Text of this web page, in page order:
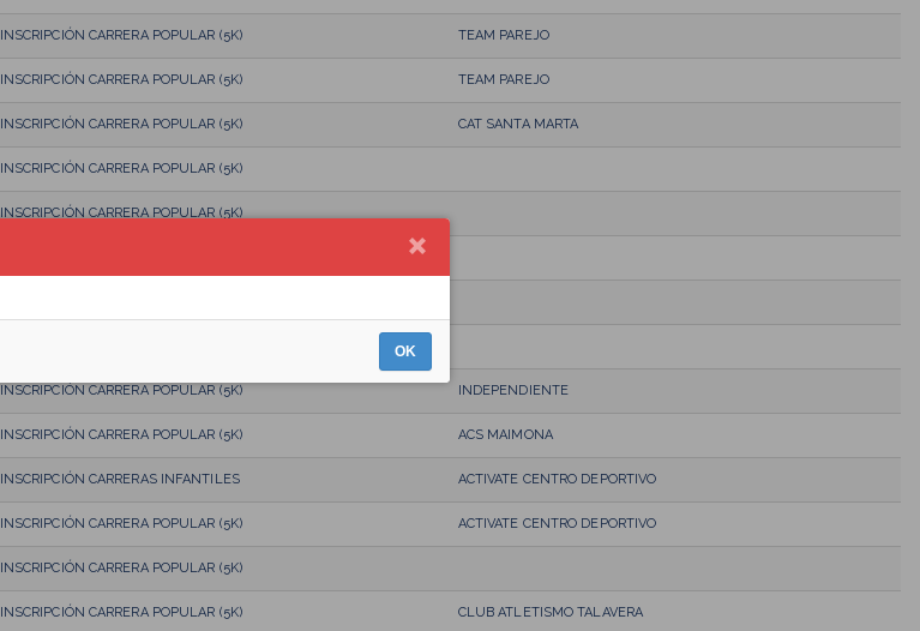
INSCRIPCIÓN CARRERA POPULAR (5K) TEAM PAREJO
INSCRIPCIÓN CARRERA POPULAR (5K) TEAM PAREJO
INSCRIPCIÓN CARRERA POPULAR (5K) CAT SANTA MARTA
INSCRIPCIÓN CARRERA POPULAR (5K)
INSCRIPCIÓN CARRERA POPULAR (5K)
INSCRIPCIÓN CARRERA POPULAR (5K) INDEPENDIENTE
INSCRIPCIÓN CARRERA POPULAR (5K) ACS MAIMONA
INSCRIPCIÓN CARRERAS INFANTILES ACTIVATE CENTRO DEPORTIVO
INSCRIPCIÓN CARRERA POPULAR (5K) ACTIVATE CENTRO DEPORTIVO
INSCRIPCIÓN CARRERA POPULAR (5K)
INSCRIPCIÓN CARRERA POPULAR (5K) CLUB ATLETISMO TALAVERA
OK